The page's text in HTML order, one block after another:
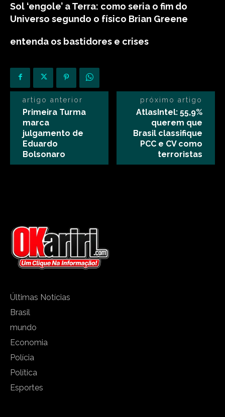
Sol ‘engole’ a Terra: como seria o fim do
Universo segundo o físico Brian Greene
entenda os bastidores e crises
artigo anterior
Primeira Turma
marca
julgamento de
Eduardo
Bolsonaro
próximo artigo
AtlasIntel: 55,9%
querem que
Brasil classifique
PCC e CV como
terroristas
Últimas Notícias
Brasil
mundo
Economia
Polícia
Política
Esportes